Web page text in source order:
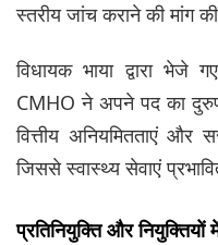
स्तरीय जांच कराने की मांग
विधायक भाया द्वारा
CMHO ने अपने पद का
वित्तीय अनियमितताएं और
जिससे स्वास्थ्य सेवाएं
प्रतिनियुक्ति और